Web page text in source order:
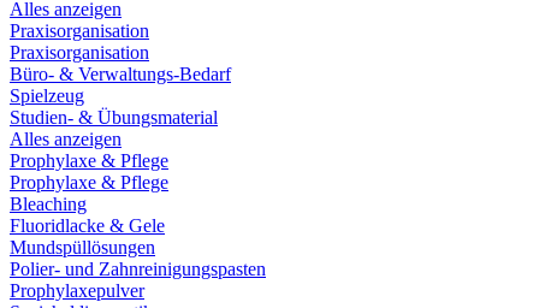
Alles anzeigen
Praxisorganisation
Praxisorganisation
Büro- & Verwaltungs-Bedarf
Spielzeug
Studien- & Übungsmaterial
Alles anzeigen
Prophylaxe & Pflege
Prophylaxe & Pflege
Bleaching
Fluoridlacke & Gele
Mundspüllösungen
Polier- und Zahnreinigungspasten
Prophylaxepulver